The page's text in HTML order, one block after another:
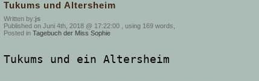
Tukums und Altersheim
Written by:js
Published on Juni 4th, 2018 @ 17:22:00 , using 169 words,
Posted in Tagebuch der Miss Sophie
Tukums und ein Altersheim